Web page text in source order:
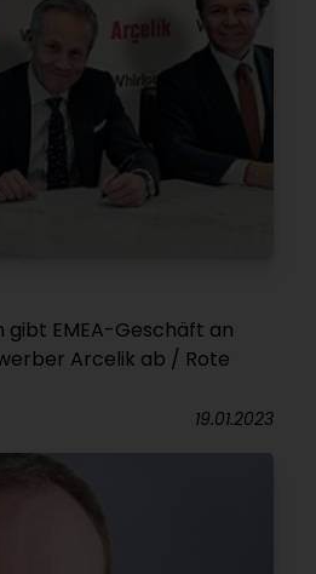
gibt EMEA-Geschäft an
Arcelik ab / Rote
19.01.2023